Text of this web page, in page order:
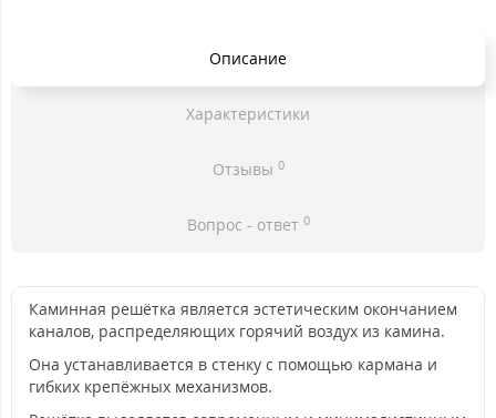
Описание
Характеристики
Отзывы 0
Вопрос - ответ 0
Каминная решётка является эстетическим окончанием
каналов, распределяющих горячий воздух из камина.
Она устанавливается в стенку с помощью кармана и
гибких крепёжных механизмов.